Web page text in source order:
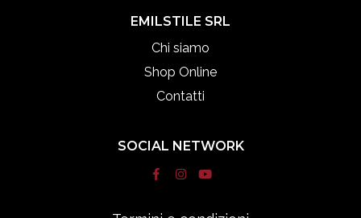
EMILSTILE SRL
Chi siamo
Shop Online
Contatti
SOCIAL NETWORK